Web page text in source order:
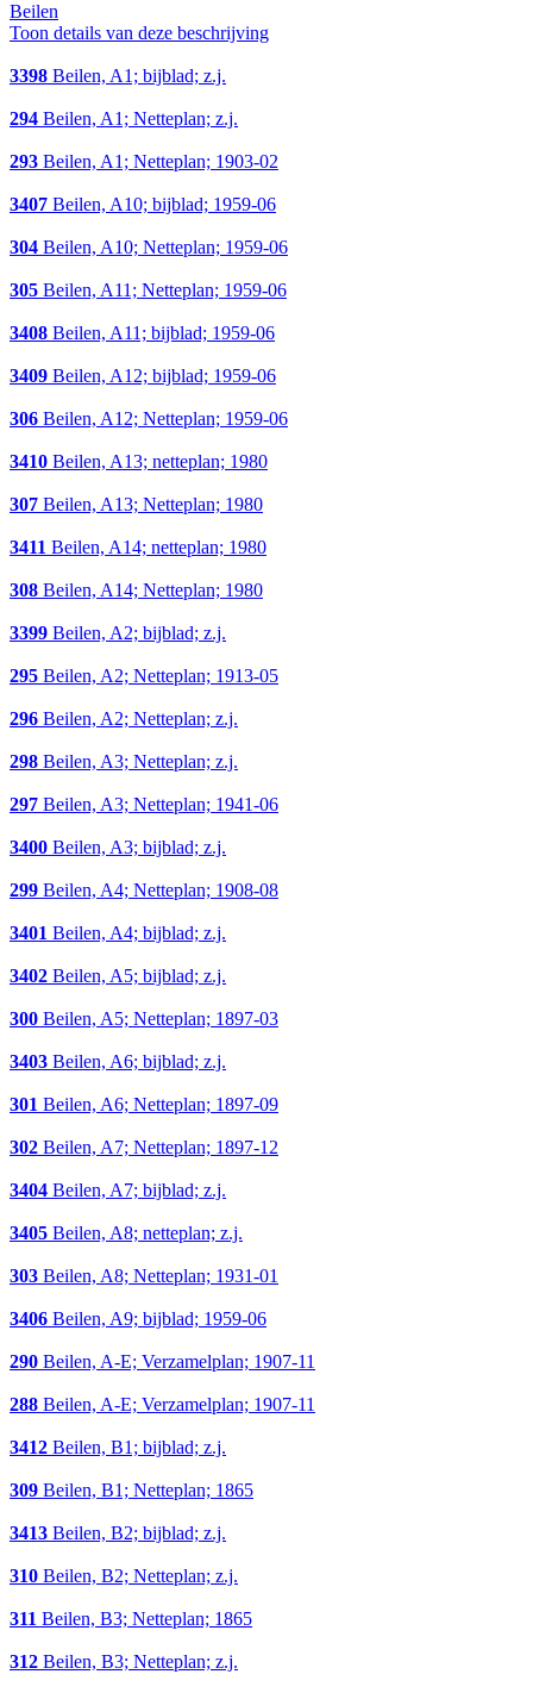
Beilen
Toon details van deze beschrijving
3398 Beilen, A1; bijblad; z.j.
294 Beilen, A1; Netteplan; z.j.
293 Beilen, A1; Netteplan; 1903-02
3407 Beilen, A10; bijblad; 1959-06
304 Beilen, A10; Netteplan; 1959-06
305 Beilen, A11; Netteplan; 1959-06
3408 Beilen, A11; bijblad; 1959-06
3409 Beilen, A12; bijblad; 1959-06
306 Beilen, A12; Netteplan; 1959-06
3410 Beilen, A13; netteplan; 1980
307 Beilen, A13; Netteplan; 1980
3411 Beilen, A14; netteplan; 1980
308 Beilen, A14; Netteplan; 1980
3399 Beilen, A2; bijblad; z.j.
295 Beilen, A2; Netteplan; 1913-05
296 Beilen, A2; Netteplan; z.j.
298 Beilen, A3; Netteplan; z.j.
297 Beilen, A3; Netteplan; 1941-06
3400 Beilen, A3; bijblad; z.j.
299 Beilen, A4; Netteplan; 1908-08
3401 Beilen, A4; bijblad; z.j.
3402 Beilen, A5; bijblad; z.j.
300 Beilen, A5; Netteplan; 1897-03
3403 Beilen, A6; bijblad; z.j.
301 Beilen, A6; Netteplan; 1897-09
302 Beilen, A7; Netteplan; 1897-12
3404 Beilen, A7; bijblad; z.j.
3405 Beilen, A8; netteplan; z.j.
303 Beilen, A8; Netteplan; 1931-01
3406 Beilen, A9; bijblad; 1959-06
290 Beilen, A-E; Verzamelplan; 1907-11
288 Beilen, A-E; Verzamelplan; 1907-11
3412 Beilen, B1; bijblad; z.j.
309 Beilen, B1; Netteplan; 1865
3413 Beilen, B2; bijblad; z.j.
310 Beilen, B2; Netteplan; z.j.
311 Beilen, B3; Netteplan; 1865
312 Beilen, B3; Netteplan; z.j.